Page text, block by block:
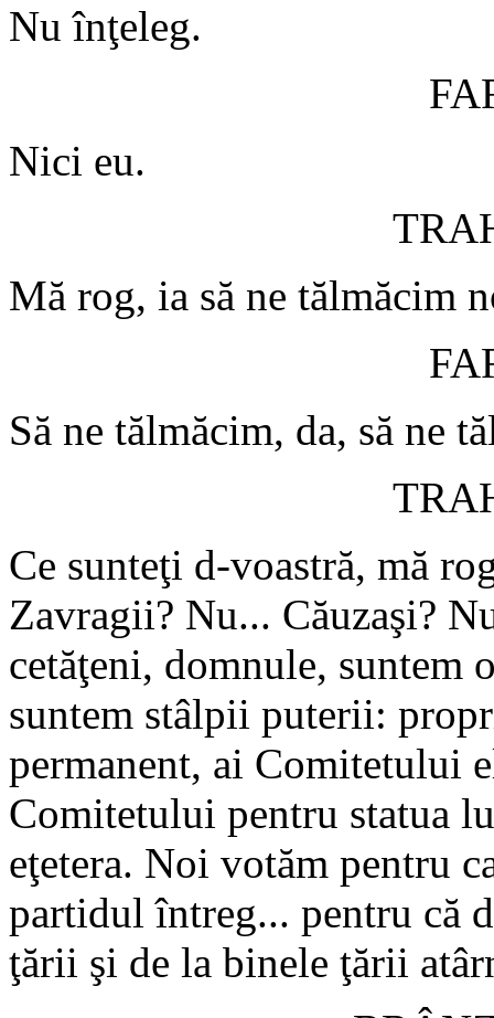
Nu înţeleg.
Nici eu.
Mă rog, ia să ne tălmăcim
Să ne tălmăcim, da, să ne
Ce sunteţi d-voastră, mă
Zavragii? Nu... Căuzaşi?
cetăţeni, domnule,
suntem stâlpii puterii:
permanent, ai Comitetului
Comitetului pentru statua
eţetera. Noi votăm pentru
partidul întreg... pentru că
ţării şi de la binele ţării